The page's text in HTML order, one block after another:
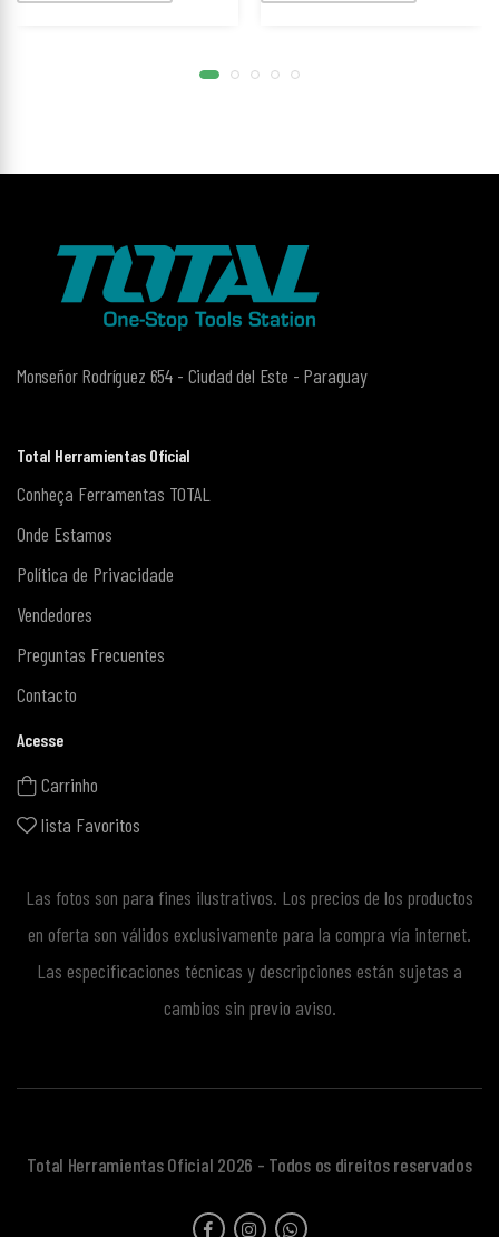
Monseñor Rodríguez 654 - Ciudad del Este - Paraguay
Total Herramientas Oficial
Conheça Ferramentas TOTAL
Onde Estamos
Política de Privacidade
Vendedores
Preguntas Frecuentes
Contacto
Acesse
Carrinho
lista Favoritos
Las fotos son para fines ilustrativos. Los precios de los productos
en oferta son válidos exclusivamente para la compra vía internet.
Las especificaciones técnicas y descripciones están sujetas a
cambios sin previo aviso.
Total Herramientas Oficial 2026 - Todos os direitos reservados